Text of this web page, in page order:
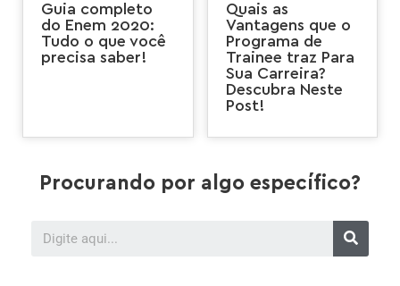
Guia completo
do Enem 2020:
Tudo o que você
precisa saber!
Quais as
Vantagens que o
Programa de
Trainee traz Para
Sua Carreira?
Descubra Neste
Post!
Procurando por algo específico?